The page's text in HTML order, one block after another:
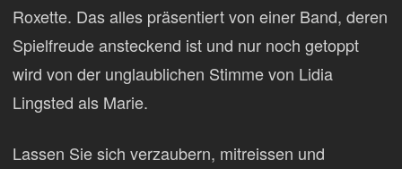
Roxette. Das alles präsentiert von einer Band, deren
Spielfreude ansteckend ist und nur noch getoppt
wird von der unglaublichen Stimme von Lidia
Lingsted als Marie.
Lassen Sie sich verzaubern, mitreissen und